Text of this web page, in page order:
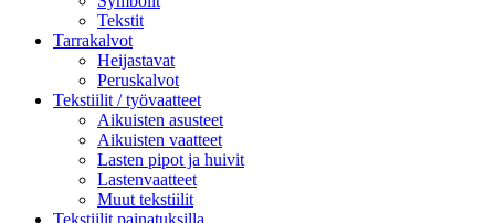
Tekstit
Tarrakalvot
Heijastavat
Peruskalvot
Tekstiilit / työvaatteet
Aikuisten asusteet
Aikuisten vaatteet
Lasten pipot ja huivit
Lastenvaatteet
Muut tekstiilit